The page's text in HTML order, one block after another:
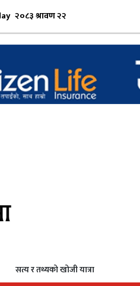
२०८३ श्रावण २२
सत्य र तथ्यको खोजी यात्रा